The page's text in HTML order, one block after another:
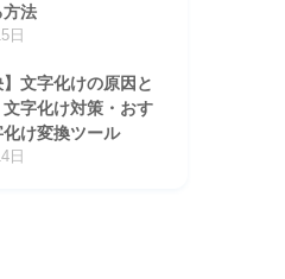
方法
日
】文字化けの原因と
字化け対策・おす
け変換ツール
日